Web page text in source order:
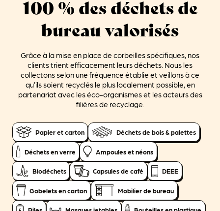
100 % des déchets de
bureau valorisés
Grâce à la mise en place de corbeilles spécifiques, nos
clients trient efficacement leurs déchets. Nous les
collectons selon une fréquence établie et veillons à ce
qu’ils soient recyclés le plus localement possible, en
partenariat avec les éco-organismes et les acteurs des
filières de recyclage.
Papier et carton Déchets de bois & palettes
Déchets en verre Ampoules et néons
Biodéchets Capsules de café DEEE
Gobelets en carton Mobilier de bureau